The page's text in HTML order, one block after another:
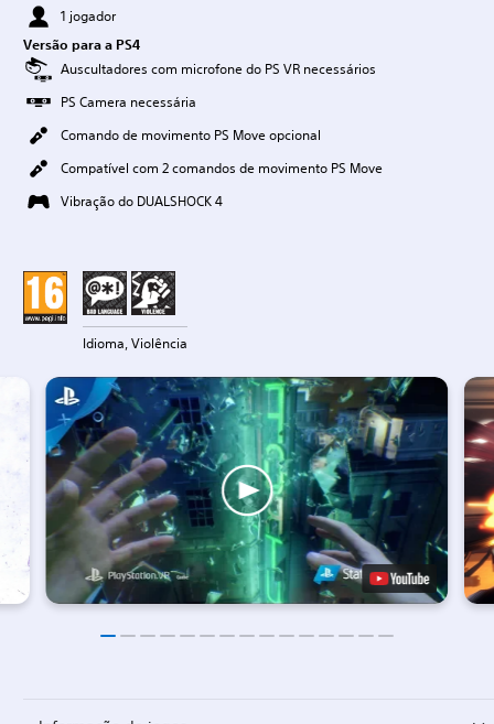
1 jogador
Versão para a PS4
Auscultadores com microfone do PS VR necessários
PS Camera necessária
Comando de movimento PS Move opcional
Compatível com 2 comandos de movimento PS Move
Vibração do DUALSHOCK 4
Idioma, Violência